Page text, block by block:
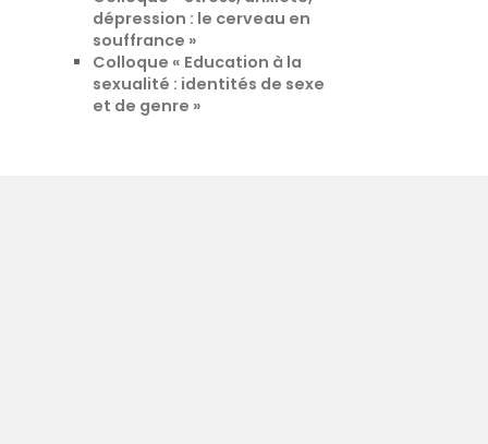
dépression : le cerveau en
souffrance »
Colloque « Education à la
sexualité : identités de sexe
et de genre »